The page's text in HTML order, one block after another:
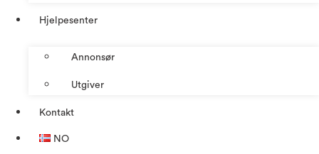
Hjelpesenter
Annonsør
Utgiver
Kontakt
NO